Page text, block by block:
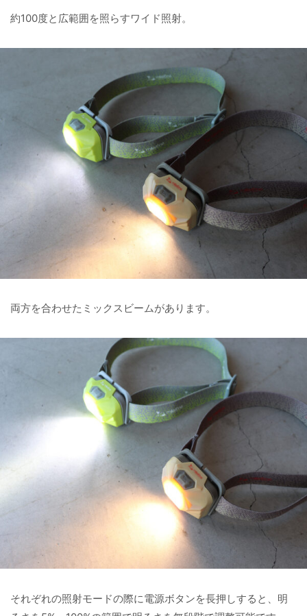
約100度と広範囲を照らすワイド照射。
両方を合わせたミックスビームがあります。
それぞれの照射モードの際に電源ボタンを長押しすると、明